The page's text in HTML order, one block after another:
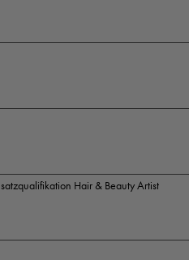
Hair & Beauty Artist